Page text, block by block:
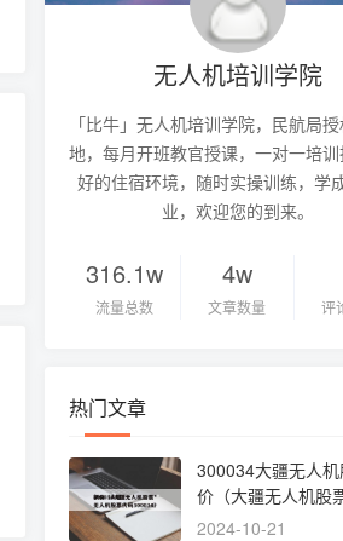
无人机培训学院
「比牛」无人机培训学院，民航局
地，每月开班教官授课，一对一培
好的住宿环境，随时实操训练，学
业，欢迎您的到来。
316.1w
流量总数
4w
文章数量 评
热门文章
300034大疆无人
价（大疆无人机股
0034）
2024-10-21